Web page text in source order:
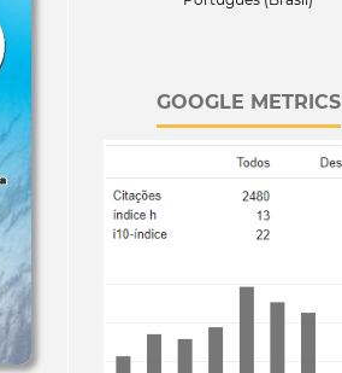
GOOGLE METRICS